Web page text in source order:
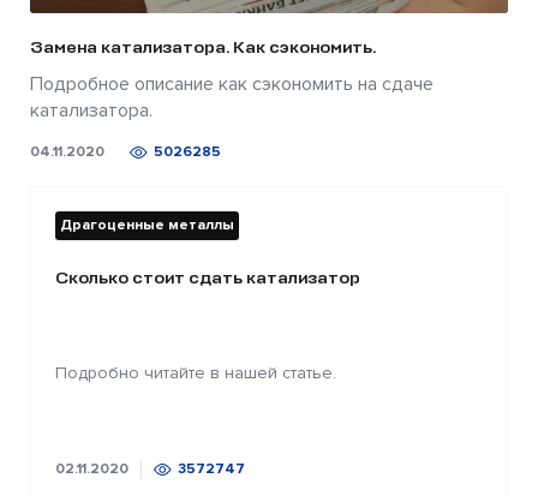
Замена катализатора. Как сэкономить.
Подробное описание как сэкономить на сдаче
катализатора.
04.11.2020 5026285
Драгоценные металлы
Сколько стоит сдать катализатор
Подробно читайте в нашей статье.
02.11.2020 3572747